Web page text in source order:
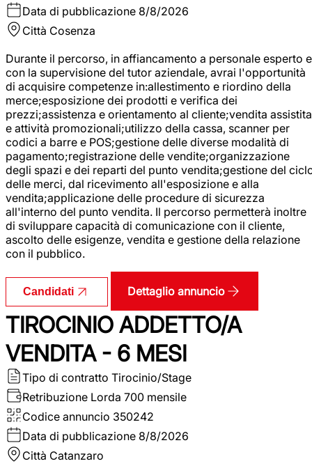
Data di pubblicazione 8/8/2026
Città Cosenza
Durante il percorso, in affiancamento a personale esperto e
con la supervisione del tutor aziendale, avrai l'opportunità
di acquisire competenze in:allestimento e riordino della
merce;esposizione dei prodotti e verifica dei
prezzi;assistenza e orientamento al cliente;vendita assistita
e attività promozionali;utilizzo della cassa, scanner per
codici a barre e POS;gestione delle diverse modalità di
pagamento;registrazione delle vendite;organizzazione
degli spazi e dei reparti del punto vendita;gestione del
delle merci, dal ricevimento all'esposizione e alla
vendita;applicazione delle procedure di sicurezza
all'interno del punto vendita. Il percorso permetterà inoltre
di sviluppare capacità di comunicazione con il cliente,
ascolto delle esigenze, vendita e gestione della relazione
con il pubblico.
Candidati Dettaglio annuncio
TIROCINIO ADDETTO/A
VENDITA - 6 MESI
Tipo di contratto Tirocinio/Stage
Retribuzione Lorda 700 mensile
Codice annuncio 350242
Data di pubblicazione 8/8/2026
Città Catanzaro